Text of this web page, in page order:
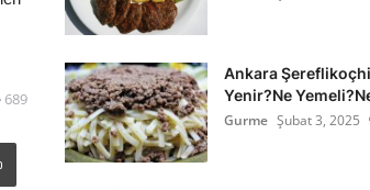
689
Ankara
Yenir?Ne
Gurme Şubat 3, 2025